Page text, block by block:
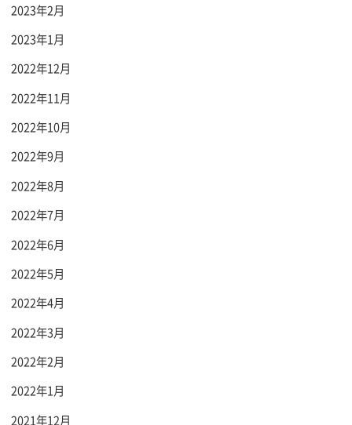
2023年2月
2023年1月
2022年12月
2022年11月
2022年10月
2022年9月
2022年8月
2022年7月
2022年6月
2022年5月
2022年4月
2022年3月
2022年2月
2022年1月
2021年12月